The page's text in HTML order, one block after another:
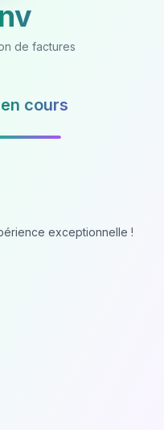
de factures
cours
exceptionnelle !